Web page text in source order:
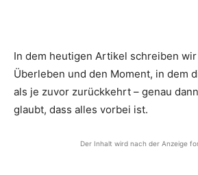
In dem heutigen Artikel schreiben
Überleben und den Moment, in dem
als je zuvor zurückkehrt – genau
glaubt, dass alles vorbei ist.
Der Inhalt wird nach der Anzeige